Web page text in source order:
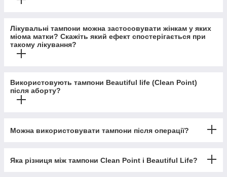
Лікувальні тампони можна застосовувати жінкам у яких
міома матки? Скажіть який ефект спостерігається при
такому лікування?
Використовують тампони Beautiful life (Clean Point)
після аборту?
Можна використовувати тампони після операції?
Яка різниця між тампони Clean Point і Beautiful Life?